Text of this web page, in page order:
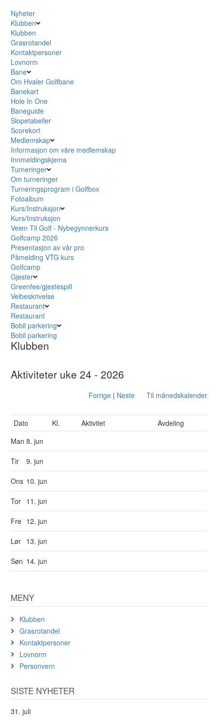
Nyheter
Klubben
Klubben
Grasrotandel
Kontaktpersoner
Lovnorm
Bane
Om Hvaler Golfbane
Banekart
Hole In One
Baneguide
Slopetabeller
Scorekort
Medlemskap
Informasjon om våre medlemskap
Innmeldingskjema
Turneringer
Om turneringer
Turneringsprogram i Golfbox
Fotoalbum
Kurs/Instruksjon
Kurs/Instruksjon
Veien Til Golf - Nybegynnerkurs
Golfcamp 2026
Presentasjon av vår pro
Påmelding VTG kurs
Golfcamp
Gjester
Greenfee/gjestespill
Veibeskrivelse
Restaurant
Restaurant
Bobil parkering
Bobil parkering
Klubben
Aktiviteter uke 24 - 2026
Forrige| Neste Til månedskalender
Dato Kl. Aktivitet
Avdeling
Man8. jun
Tir 9. jun
Ons 10. jun
Tor 11. jun
Fre 12. jun
Lør 13. jun
Søn 14. jun
MENY
Klubben
Grasrotandel
Kontaktpersoner
Lovnorm
Personvern
SISTE NYHETER
31. juli